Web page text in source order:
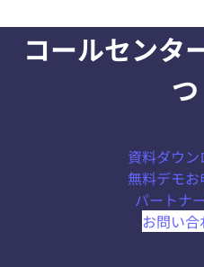
コールセンタ
つ
資料ダウン
無料デモお
パートナ
お問い合